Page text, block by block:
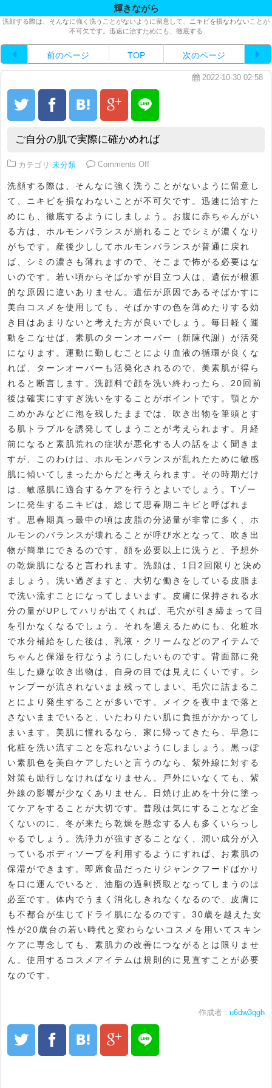
輝きながら
洗顔する際は、そんなに強く洗うことがないように留意して、ニキビを損なわないことが
不可欠です。迅速に治すためにも、徹底する
前のページ TOP 次のページ
2022-10-30 02:58
ご自分の肌で実際に確かめれば
カテゴリ 未分類 Comments Offon ご自分の肌で実際に確かめれば
洗顔する際は、そんなに強く洗うことがないように留意し
て、ニキビを損なわないことが不可欠です。迅速に治すた
めにも、徹底するようにしましょう。お腹に赤ちゃんがい
る方は、ホルモンバランスが崩れることでシミが濃くなり
がちです。産後少ししてホルモンバランスが普通に戻れ
ば、シミの濃さも薄れますので、そこまで怖がる必要はな
いのです。若い頃からそばかすが目立つ人は、遺伝が根源
的な原因に違いありません。遺伝が原因であるそばかすに
美白コスメを使用しても、そばかすの色を薄めたりする効
き目はあまりないと考えた方が良いでしょう。毎日軽く運
動をこなせば、素肌のターンオーバー（新陳代謝）が活発
になります。運動に勤しむことにより血液の循環が良くな
れば、ターンオーバーも活発化されるので、美素肌が得ら
れると断言します。洗顔料で顔を洗い終わったら、20回前
後は確実にすすぎ洗いをすることがポイントです。顎とか
こめかみなどに泡を残したままでは、吹き出物を筆頭とす
る肌トラブルを誘発してしまうことが考えられます。月経
前になると素肌荒れの症状が悪化する人の話をよく聞きま
すが、このわけは、ホルモンバランスが乱れたために敏感
肌に傾いてしまったからだと考えられます。その時期だけ
は、敏感肌に適合するケアを行うとよいでしょう。Tゾー
ンに発生するニキビは、総じて思春期ニキビと呼ばれま
す。思春期真っ最中の頃は皮脂の分泌量が非常に多く、ホ
ルモンのバランスが壊れることが呼び水となって、吹き出
物が簡単にできるのです。顔を必要以上に洗うと、予想外
の乾燥肌になると言われます。洗顔は、1日2回限りと決め
ましょう。洗い過ぎますと、大切な働きをしている皮脂ま
で洗い流すことになってしまいます。皮膚に保持される水
分の量がUPしてハリが出てくれば、毛穴が引き締まって目
を引かなくなるでしょう。それを適えるためにも、化粧水
で水分補給をした後は、乳液・クリームなどのアイテムで
ちゃんと保湿を行なうようにしたいものです。背面部に発
生した嫌な吹き出物は、自身の目では見えにくいです。シ
ャンプーが流されないまま残ってしまい、毛穴に詰まるこ
とにより発生することが多いです。メイクを夜中まで落と
さないままでいると、いたわりたい肌に負担がかかってし
まいます。美肌に憧れるなら、家に帰ってきたら、早急に
化粧を洗い流すことを忘れないようにしましょう。黒っぽ
い素肌色を美白ケアしたいと言うのなら、紫外線に対する
対策も励行しなければなりません。戸外にいなくても、紫
外線の影響が少なくありません。日焼け止めを十分に塗っ
てケアをすることが大切です。普段は気にすることなど全
くないのに、冬が来たら乾燥を懸念する人も多くいらっし
ゃるでしょう。洗浄力が強すぎることなく、潤い成分が入
っているボディソープを利用するようにすれば、お素肌の
保湿ができます。即席食品だったりジャンクフードばかり
を口に運んでいると、油脂の過剰摂取となってしまうのは
必至です。体内でうまく消化しきれなくなるので、皮膚に
も不都合が生じてドライ肌になるのです。30歳を越えた女
性が20歳台の若い時代と変わらないコスメを用いてスキン
ケアに専念しても、素肌力の改善につながるとは限りませ
ん。使用するコスメアイテムは規則的に見直すことが必要
なのです。
作成者 : u6dw3qgh